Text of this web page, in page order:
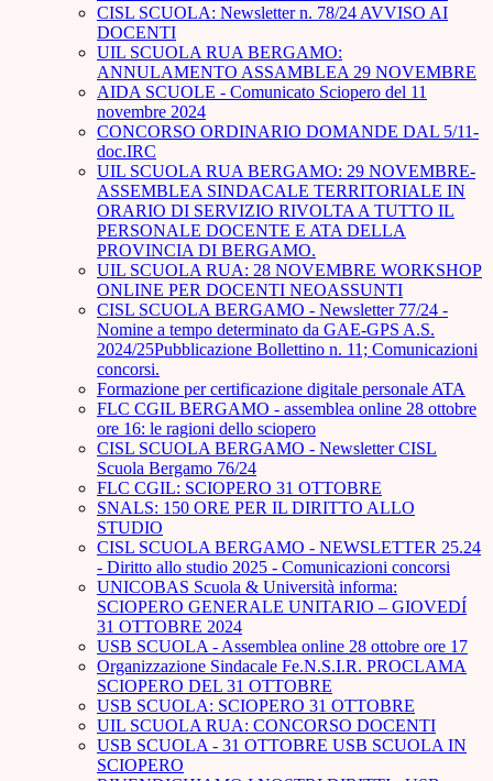
CISL SCUOLA: Newsletter n. 78/24 AVVISO AI
DOCENTI
UIL SCUOLA RUA BERGAMO:
ANNULAMENTO ASSAMBLEA 29 NOVEMBRE
AIDA SCUOLE - Comunicato Sciopero del 11
novembre 2024
CONCORSO ORDINARIO DOMANDE DAL 5/11-
doc.IRC
UIL SCUOLA RUA BERGAMO: 29 NOVEMBRE-
ASSEMBLEA SINDACALE TERRITORIALE IN
ORARIO DI SERVIZIO RIVOLTA A TUTTO IL
PERSONALE DOCENTE E ATA DELLA
PROVINCIA DI BERGAMO.
UIL SCUOLA RUA: 28 NOVEMBRE WORKSHOP
ONLINE PER DOCENTI NEOASSUNTI
CISL SCUOLA BERGAMO - Newsletter 77/24 -
Nomine a tempo determinato da GAE-GPS A.S.
2024/25Pubblicazione Bollettino n. 11; Comunicazioni
concorsi.
Formazione per certificazione digitale personale ATA
FLC CGIL BERGAMO - assemblea online 28 ottobre
ore 16: le ragioni dello sciopero
CISL SCUOLA BERGAMO - Newsletter CISL
Scuola Bergamo 76/24
FLC CGIL: SCIOPERO 31 OTTOBRE
SNALS: 150 ORE PER IL DIRITTO ALLO
STUDIO
CISL SCUOLA BERGAMO - NEWSLETTER 25.24
- Diritto allo studio 2025 - Comunicazioni concorsi
UNICOBAS Scuola & Università informa:
SCIOPERO GENERALE UNITARIO – GIOVEDÍ
31 OTTOBRE 2024
USB SCUOLA - Assemblea online 28 ottobre ore 17
Organizzazione Sindacale Fe.N.S.I.R. PROCLAMA
SCIOPERO DEL 31 OTTOBRE
USB SCUOLA: SCIOPERO 31 OTTOBRE
UIL SCUOLA RUA: CONCORSO DOCENTI
USB SCUOLA - 31 OTTOBRE USB SCUOLA IN
SCIOPERO